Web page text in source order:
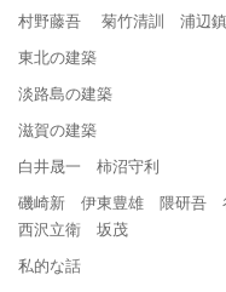
村野藤吾 菊竹清訓 浦辺
東北の建築
淡路島の建築
滋賀の建築
白井晟一 柿沼守利
磯崎新 伊東豊雄 隈研吾
西沢立衛 坂茂
私的な話